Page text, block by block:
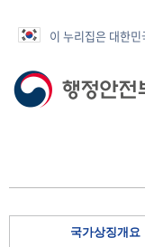
이 누리집은 대한
국가상징개요